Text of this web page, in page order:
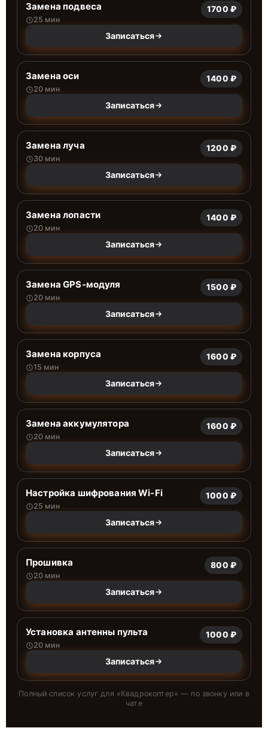
Замена подвеса
25 мин
1700 ₽
Записаться
Замена оси
20 мин
1400 ₽
Записаться
Замена луча
30 мин
1200 ₽
Записаться
Замена лопасти
20 мин
1400 ₽
Записаться
Замена GPS-модуля
20 мин
1500 ₽
Записаться
Замена корпуса
15 мин
1600 ₽
Записаться
Замена аккумулятора
20 мин
1600 ₽
Записаться
Настройка шифрования Wi-Fi
25 мин
1000 ₽
Записаться
Прошивка
20 мин
800 ₽
Записаться
Установка антенны пульта
20 мин
1000 ₽
Записаться
Полный список услуг для «Квадрокоптер» — по звонку или в
чате